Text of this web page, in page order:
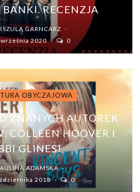
BANKI. RECENZJA
GARNCARZ
2020
0
OBYCZAJOWA
ZNANYCH AUTOREK
COLLEEN HOOVER I
GLINES!
ADAMSKA
2018
0